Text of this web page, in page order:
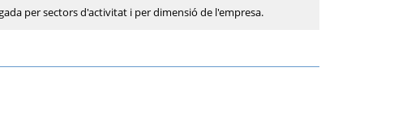
per sectors d'activitat i per dimensió de l'empresa.